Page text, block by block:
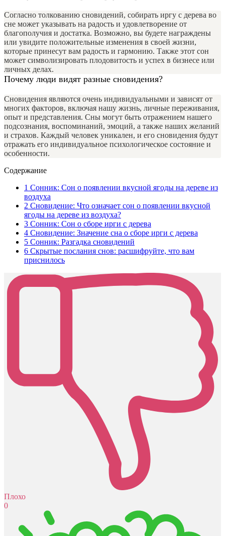
Согласно толкованию сновидений, собирать иргу с дерева во
сне может указывать на радость и удовлетворение от
благополучия и достатка. Возможно, вы будете награждены
или увидите положительные изменения в своей жизни,
которые принесут вам радость и гармонию. Также этот сон
может символизировать плодовитость и успех в бизнесе или
личных делах.
Почему люди видят разные сновидения?
Сновидения являются очень индивидуальными и зависят от
многих факторов, включая нашу жизнь, личные переживания,
опыт и представления. Сны могут быть отражением нашего
подсознания, воспоминаний, эмоций, а также наших желаний
и страхов. Каждый человек уникален, и его сновидения будут
отражать его индивидуальное психологическое состояние и
особенности.
Содержание
1 Сонник: Сон о появлении вкусной ягоды на дереве из
воздуха
2 Сновидение: Что означает сон о появлении вкусной
ягоды на дереве из воздуха?
3 Сонник: Сон о сборе ирги с дерева
4 Сновидение: Значение сна о сборе ирги с дерева
5 Сонник: Разгадка сновидений
6 Скрытые послания снов: расшифруйте, что вам
приснилось
Плохо
0